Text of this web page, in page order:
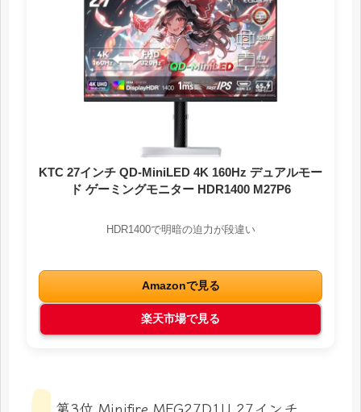
KTC 27インチ QD-MiniLED 4K 160Hz デュアルモー
ド ゲーミングモニター HDR1400 M27P6
HDR1400で明暗の迫力が段違い
Amazonで見る
楽天市場で見る